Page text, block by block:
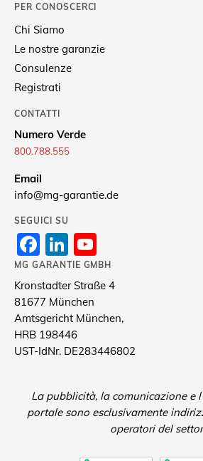
PER CONOSCERCI
Chi Siamo
Le nostre garanzie
Consulenze
Registrati
CONTATTI
Numero Verde
800.788.555
Email
info@mg-garantie.de
SEGUICI SU
Facebook
LinkedIn
Channel
MG GARANTIE GMBH
Kronstadter Straße 4
81677 München
Amtsgericht München,
HRB 198446
UST-IdNr. DE283446802
La pubblicità, la comunicazione e
portale sono esclusivamente
operatori del